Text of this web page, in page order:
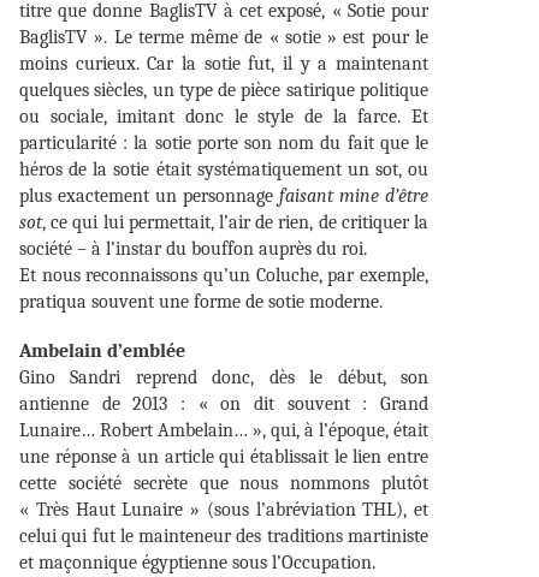
titre que donne BaglisTV à cet exposé, « Sotie pour
BaglisTV ». Le terme même de « sotie » est pour le
moins curieux. Car la sotie fut, il y a maintenant
quelques siècles, un type de pièce satirique politique
ou sociale, imitant donc le style de la farce. Et
particularité : la sotie porte son nom du fait que le
héros de la sotie était systématiquement un sot, ou
plus exactement un personnage faisant mine d’être
sot, ce qui lui permettait, l’air de rien, de critiquer la
société – à l’instar du bouffon auprès du roi.
Et nous reconnaissons qu’un Coluche, par exemple,
pratiqua souvent une forme de sotie moderne.
Ambelain d’emblée
Gino Sandri reprend donc, dès le début, son
antienne de 2013 : « on dit souvent : Grand
Lunaire… Robert Ambelain… », qui, à l’époque, était
une réponse à un article qui établissait le lien entre
cette société secrète que nous nommons plutôt
« Très Haut Lunaire » (sous l’abréviation THL), et
celui qui fut le mainteneur des traditions martiniste
et maçonnique égyptienne sous l’Occupation.